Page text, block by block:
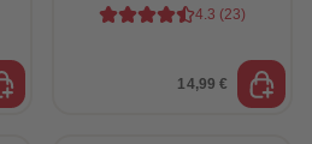
4.3 (23)
14,99 €